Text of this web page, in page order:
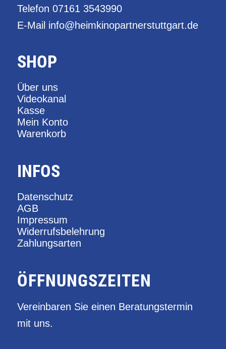
Telefon 07161 3543990
E-Mail info@heimkinopartnerstuttgart.de
SHOP
Über uns
Videokanal
Kasse
Mein Konto
Warenkorb
INFOS
Datenschutz
AGB
Impressum
Widerrufsbelehrung
Zahlungsarten
ÖFFNUNGSZEITEN
Vereinbaren Sie einen Beratungstermin
mit uns.